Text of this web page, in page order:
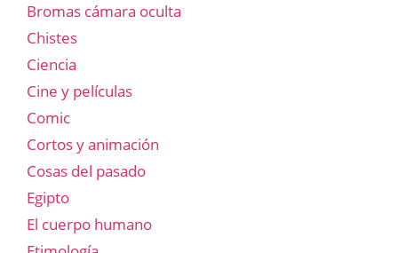
Bromas cámara oculta
Chistes
Ciencia
Cine y películas
Comic
Cortos y animación
Cosas del pasado
Egipto
El cuerpo humano